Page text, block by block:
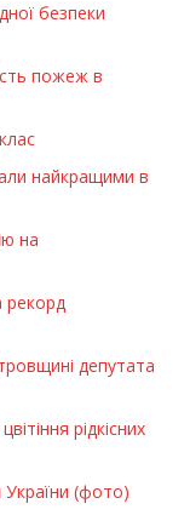
безпеки
пожеж в
найкращими в
на
рекорд
депутата
рідкісних
України (фото)